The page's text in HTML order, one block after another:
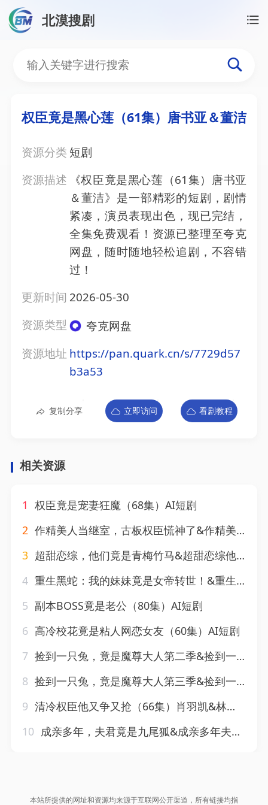
北漠搜剧
权臣竟是黑心莲（61集）
权臣竟是黑心莲（61集）唐书亚＆董洁
资源分类 短剧
资源描述
《权臣竟是黑心莲（61集）唐书亚
＆董洁》是一部精彩的短剧，剧情
紧凑，演员表现出色，现已完结，
全集免费观看！资源已整理至夸克
网盘，随时随地轻松追剧，不容错
过！
更新时间 2026-05-30
资源类型
夸克网盘
资源地址 https://pan.quark.cn/s/7729d57
b3a53
复制分享 立即访问 看剧教程
相关资源
1 权臣竟是宠妻狂魔（68集）AI短剧
2 作精美人当继室，古板权臣慌神了&作精美人当继室古板权臣慌神了（62集）AI短剧
3 超甜恋综，他们竟是青梅竹马&超甜恋综他们竟是青梅竹马（91集）AI短剧
4 重生黑蛇：我的妹妹竟是女帝转世！&重生黑蛇我的妹妹竟是女帝转世（46集）AI短剧
5 副本BOSS竟是老公（80集）AI短剧
6 高冷校花竟是粘人网恋女友（60集）AI短剧
7 捡到一只兔，竟是魔尊大人第二季&捡到一只兔竟是魔尊大人第二季（45集）AI短剧
8 捡到一只兔，竟是魔尊大人第三季&捡到一只兔竟是魔尊大人第三季（40集）AI短剧
9 清冷权臣他又争又抢（66集）肖羽凯&林一允
10 成亲多年，夫君竟是九尾狐&成亲多年夫君竟是九尾狐（20集）AI短剧
本站所提供的网址和资源均来源于互联网公开渠道，所有链接均指